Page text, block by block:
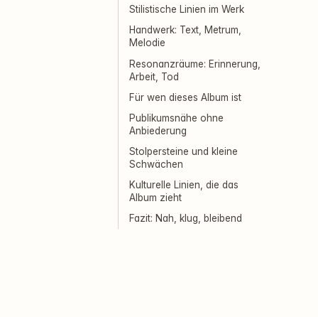
Stilistische Linien im Werk
Handwerk: Text, Metrum,
Melodie
Resonanzräume: Erinnerung,
Arbeit, Tod
Für wen dieses Album ist
Publikumsnähe ohne
Anbiederung
Stolpersteine und kleine
Schwächen
Kulturelle Linien, die das
Album zieht
Fazit: Nah, klug, bleibend